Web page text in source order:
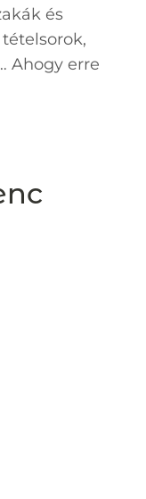
és
Ahogy erre